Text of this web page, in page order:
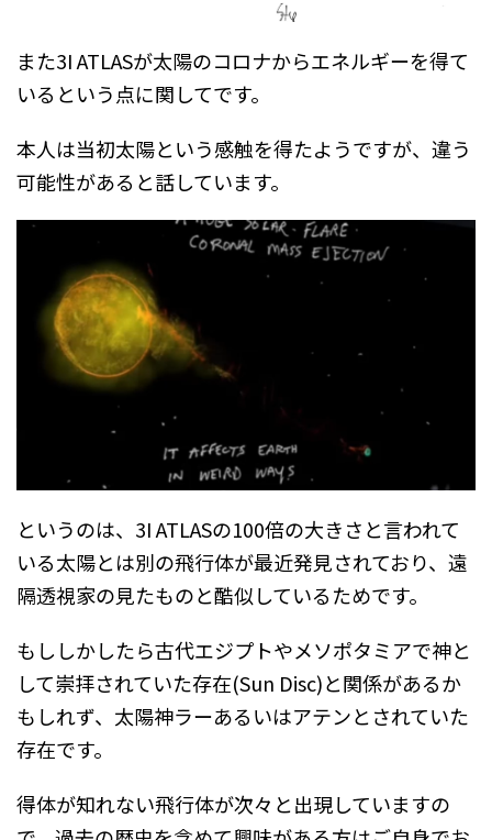
また3I ATLASが太陽のコロナからエネルギーを得て
いるという点に関してです。
本人は当初太陽という感触を得たようですが、違う
可能性があると話しています。
というのは、3I ATLASの100倍の大きさと言われて
いる太陽とは別の飛行体が最近発見されており、遠
隔透視家の見たものと酷似しているためです。
もししかしたら古代エジプトやメソポタミアで神と
して崇拝されていた存在(Sun Disc)と関係があるか
もしれず、太陽神ラーあるいはアテンとされていた
存在です。
得体が知れない飛行体が次々と出現していますの